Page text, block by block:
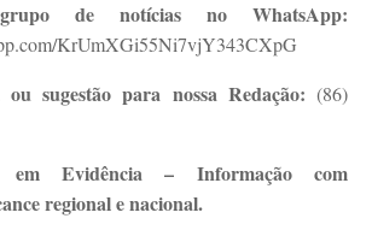
de notícias no WhatsApp:
KrUmXGi55Ni7vjY343CXpG
sugestão para nossa Redação: (86)
em Evidência – Informação com
regional e nacional.